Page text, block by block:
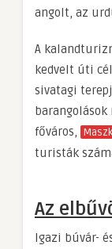
angolt, az
A
kedvelt úti
sivatagi
barangolások
főváros,
turisták
Az
Igazi búvár-